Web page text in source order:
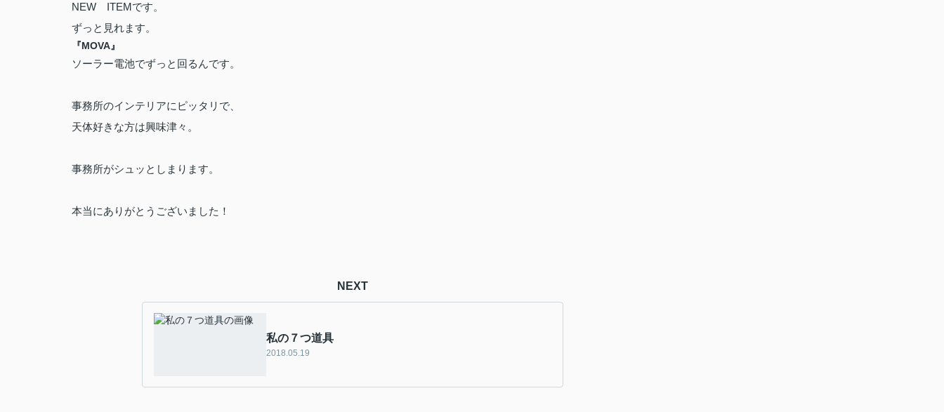
NEW ITEMです。
ずっと見れます。
『MOVA』
ソーラー電池でずっと回るんです。
事務所のインテリアにピッタリで、
天体好きな方は興味津々。
事務所がシュッとしまります。
本当にありがとうございました！
NEXT
私の７つ道具
2018.05.19